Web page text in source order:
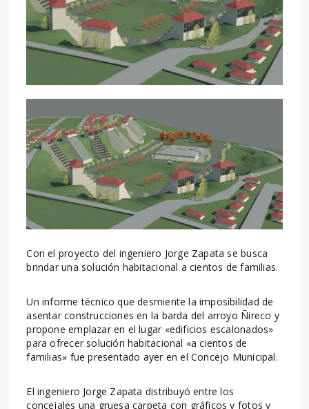
Con el proyecto del ingeniero Jorge Zapata se busca
brindar una solución habitacional a cientos de familias.
Un informe técnico que desmiente la imposibilidad de
asentar construcciones en la barda del arroyo Ñireco y
propone emplazar en el lugar «edificios escalonados»
para ofrecer solución habitacional «a cientos de
familias» fue presentado ayer en el Concejo Municipal.
El ingeniero Jorge Zapata distribuyó entre los
concejales una gruesa carpeta con gráficos y fotos y